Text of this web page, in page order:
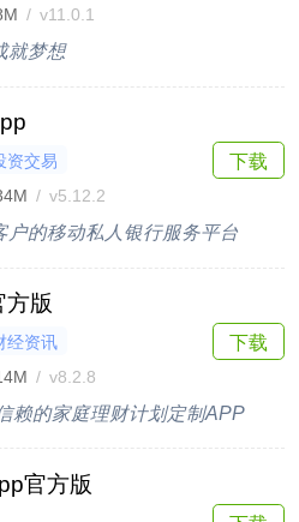
/ v11.0.1
就梦想
资交易
/ v5.12.2
户的移动私人银行服务平台
下载
方版
经资讯
/ v8.2.8
赖的家庭理财计划定制APP
下载
官方版